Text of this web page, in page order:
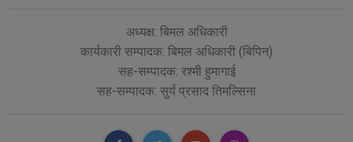
अध्यक्ष: बिमल अधिकारी
कार्यकारी सम्पादक: बिमल अधिकारी (बिपिन)
सह-सम्पादक: रश्मी हुमागाई
सह-सम्पादक: सुर्य प्रसाद तिमल्सिना